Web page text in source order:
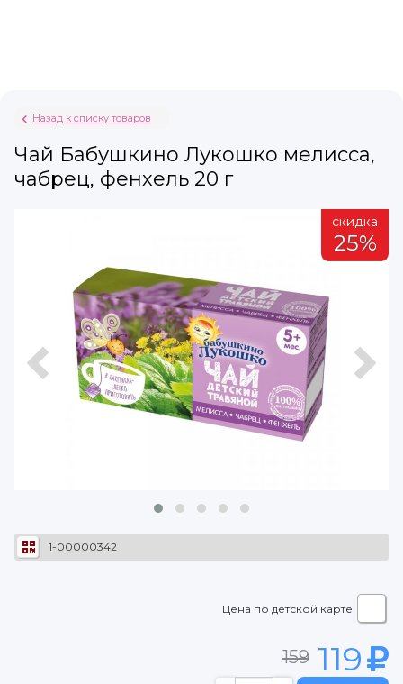
Назад к списку товаров
Чай Бабушкино Лукошко мелисса,
чабрец, фенхель 20 г
скидка
25%
1-00000342
Цена по детской карте
159 119